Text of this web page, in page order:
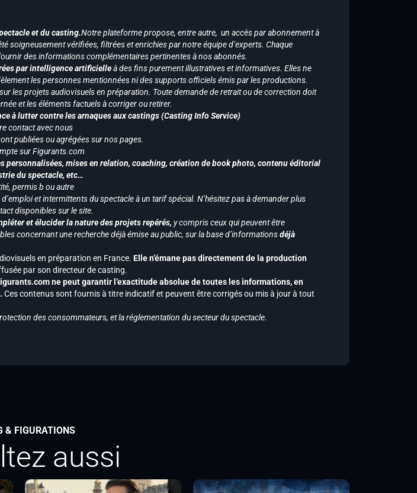
et du casting.Notre plateforme propose, entre autre, un accès par abonnement à
soigneusement vérifiées, filtrées et enrichies par notre équipe d’experts. Chaque
des informations complémentaires pertinentes à nos abonnés.
par intelligence artificielleà des fins purement illustratives et informatives. Elles ne
les personnes mentionnées ni des supports officiels émis par les productions.
les projets audiovisuels en préparation. Toute demande de retrait ou de correction doit
et les éléments factuels à corriger ou retirer.
à lutter contre les arnaques aux castings (Casting Info Service)
contact avec nous
publiées ou agrégées sur nos pages.
sur Figurants.com
mises en relation, coaching, création de book photo, contenu éditorial
du spectacle, etc…
permis b ou autre
et intermittents du spectacle à un tarif spécial. N’hésitez pas à demander plus
disponibles sur le site.
et élucider la nature des projets repérés, y compris ceux qui peuvent être
concernant une recherche déjà émise au public, sur la base d’informationsdéjà
en préparation en France. Elle n’émane pas directement de la production
par son directeur de casting.
ne peut garantir l’exactitude absolue de toutes les informations, en
Ces contenus sont fournis à titre indicatif et peuvent être corrigés ou mis à jour à tout
des consommateurs, et la réglementation du secteur du spectacle.
& FIGURATIONS
aussi